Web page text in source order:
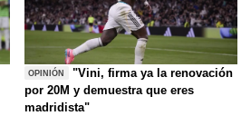
OPINIÓN
"Vini, firma ya la renovación
por 20M y demuestra que eres
madridista"